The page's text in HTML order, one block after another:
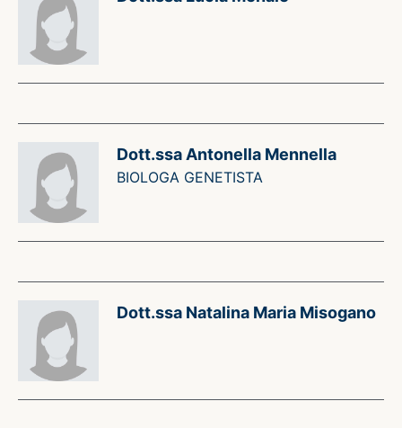
Dott.ssa Antonella Mennella
BIOLOGA GENETISTA
Dott.ssa Natalina Maria Misogano